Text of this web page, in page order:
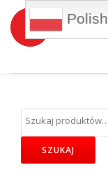
Przejdź
SZUKAJ
Polish